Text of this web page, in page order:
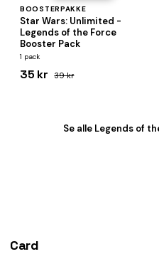
BOOSTERPAKKE
Star Wars: Unlimited -
Legends of the Force
Booster Pack
1 pack
35 kr 39 kr
Se alle Legends of
Card